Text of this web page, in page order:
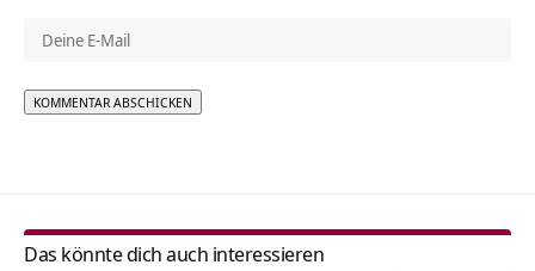
Das könnte dich auch interessieren